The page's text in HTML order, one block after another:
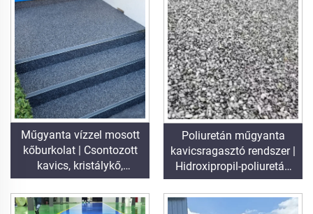
Műgyanta vízzel mosott
kőburkolat | Csontozott
kavics, kristálykő,
kőszőnyeg kereskedelmi
és lakóépítési célra
Poliuretán műgyanta
kavicsragasztó rendszer |
Hidroxipropil-poliuretán
tájépítészeti és díszítő
célokra